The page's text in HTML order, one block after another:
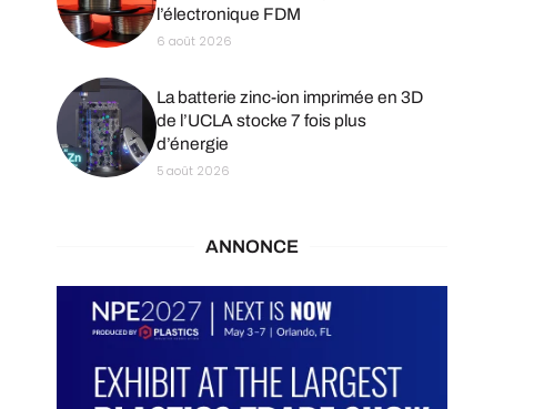
l’électronique FDM
6 août 2026
La batterie zinc-ion imprimée en 3D
de l’UCLA stocke 7 fois plus
d’énergie
5 août 2026
ANNONCE